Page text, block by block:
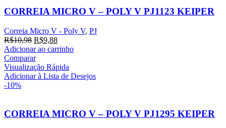
CORREIA MICRO V – POLY V PJ1123 KEIPER
Correia Micro V - Poly V, PJ
R$10,98 O
preço
original
era:
R$10,98.
R$9,88O
preço
é:
R$9,88.
Adicionar ao carrinho
Comparar
Visualização Rápida
Adicionar à Lista de Desejos
-10%
CORREIA MICRO V – POLY V PJ1295 KEIPER